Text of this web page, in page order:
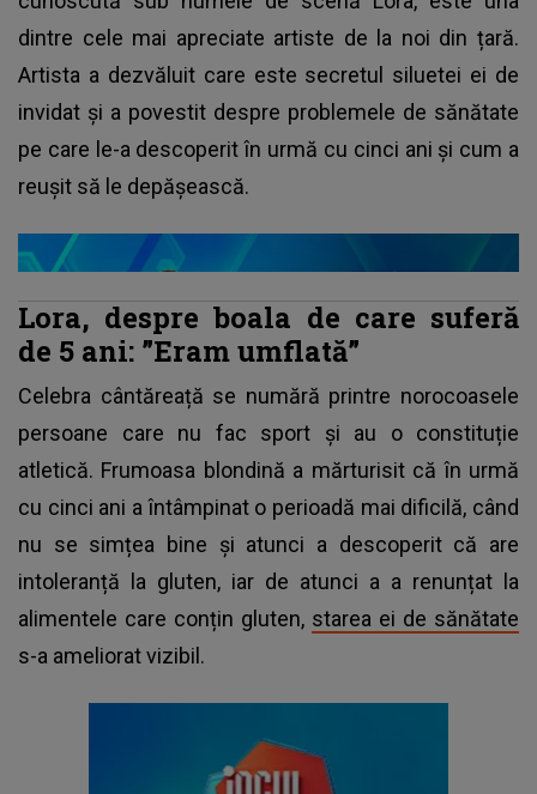
dintre cele mai apreciate artiste de la noi din țară.
Artista a dezvăluit care este secretul siluetei ei de
invidat și a povestit despre problemele de sănătate
pe care le-a descoperit în urmă cu cinci ani și cum a
reușit să le depășească.
Lora, despre boala de care suferă
de 5 ani: ”Eram umflată”
Celebra cântăreață se numără printre norocoasele
persoane care nu fac sport și au o constituție
atletică. Frumoasa blondină a mărturisit că în urmă
cu cinci ani a întâmpinat o perioadă mai dificilă, când
nu se simțea bine și atunci a descoperit că are
intoleranță la gluten, iar de atunci a a renunțat la
alimentele care conțin gluten, starea ei de sănătate
s-a ameliorat vizibil.